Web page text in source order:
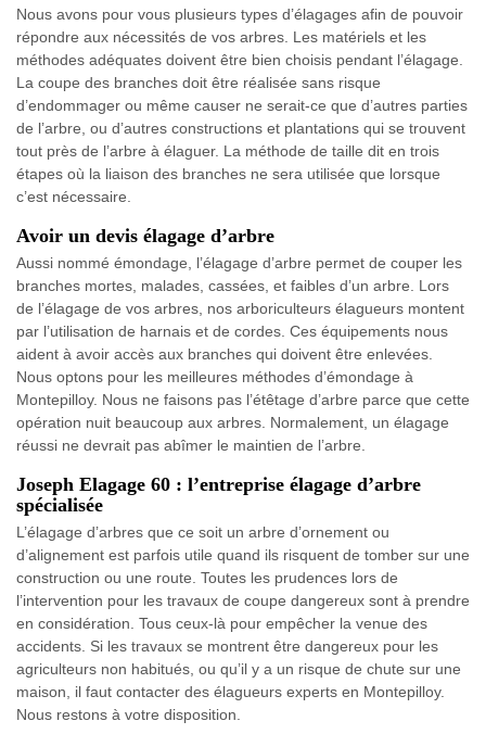
Nous avons pour vous plusieurs types d’élagages afin de pouvoir
répondre aux nécessités de vos arbres. Les matériels et les
méthodes adéquates doivent être bien choisis pendant l’élagage.
La coupe des branches doit être réalisée sans risque
d’endommager ou même causer ne serait-ce que d’autres parties
de l’arbre, ou d’autres constructions et plantations qui se trouvent
tout près de l’arbre à élaguer. La méthode de taille dit en trois
étapes où la liaison des branches ne sera utilisée que lorsque
c’est nécessaire.
Avoir un devis élagage d’arbre
Aussi nommé émondage, l’élagage d’arbre permet de couper les
branches mortes, malades, cassées, et faibles d’un arbre. Lors
de l’élagage de vos arbres, nos arboriculteurs élagueurs montent
par l’utilisation de harnais et de cordes. Ces équipements nous
aident à avoir accès aux branches qui doivent être enlevées.
Nous optons pour les meilleures méthodes d’émondage à
Montepilloy. Nous ne faisons pas l’étêtage d’arbre parce que cette
opération nuit beaucoup aux arbres. Normalement, un élagage
réussi ne devrait pas abîmer le maintien de l’arbre.
Joseph Elagage 60 : l’entreprise élagage d’arbre
spécialisée
L’élagage d’arbres que ce soit un arbre d’ornement ou
d’alignement est parfois utile quand ils risquent de tomber sur une
construction ou une route. Toutes les prudences lors de
l’intervention pour les travaux de coupe dangereux sont à prendre
en considération. Tous ceux-là pour empêcher la venue des
accidents. Si les travaux se montrent être dangereux pour les
agriculteurs non habitués, ou qu’il y a un risque de chute sur une
maison, il faut contacter des élagueurs experts en Montepilloy.
Nous restons à votre disposition.